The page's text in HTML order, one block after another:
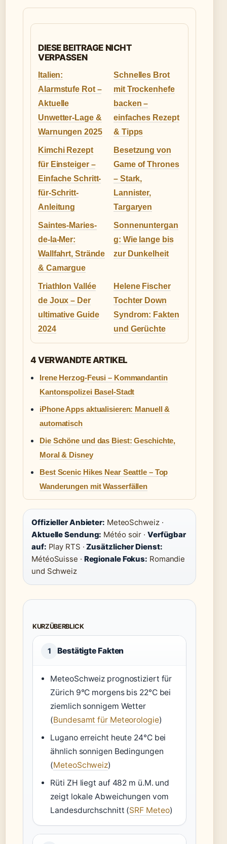
DIESE BEITRAGE NICHT
VERPASSEN
Italien:
Alarmstufe Rot –
Aktuelle
Unwetter-Lage &
Warnungen 2025
Schnelles Brot
mit Trockenhefe
backen –
einfaches Rezept
& Tipps
Kimchi Rezept
für Einsteiger –
Einfache Schritt-
für-Schritt-
Anleitung
Besetzung von
Game of Thrones
– Stark,
Lannister,
Targaryen
Saintes-Maries-
de-la-Mer:
Wallfahrt, Strände
& Camargue
Sonnenuntergan
g: Wie lange bis
zur Dunkelheit
Triathlon Vallée
de Joux – Der
ultimative Guide
2024
Helene Fischer
Tochter Down
Syndrom: Fakten
und Gerüchte
4 VERWANDTE ARTIKEL
Irene Herzog-Feusi – Kommandantin
Kantonspolizei Basel-Stadt
iPhone Apps aktualisieren: Manuell &
automatisch
Die Schöne und das Biest: Geschichte,
Moral & Disney
Best Scenic Hikes Near Seattle – Top
Wanderungen mit Wasserfällen
Offizieller Anbieter: MeteoSchweiz ·
Aktuelle Sendung: Météo soir · Verfügbar
auf: Play RTS ·Zusätzlicher Dienst:
MétéoSuisse · Regionale Fokus: Romandie
und Schweiz
KURZÜBERBLICK
1 Bestätigte Fakten
MeteoSchweiz prognostiziert für
Zürich 9°C morgens bis 22°C bei
ziemlich sonnigem Wetter
(Bundesamt für Meteorologie)
Lugano erreicht heute 24°C bei
ähnlich sonnigen Bedingungen
(MeteoSchweiz)
Rüti ZH liegt auf 482 m ü.M. und
zeigt lokale Abweichungen vom
Landesdurchschnitt (SRF Meteo)